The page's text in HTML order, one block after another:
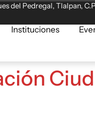
del Pedregal, Tlalpan,
Instituciones